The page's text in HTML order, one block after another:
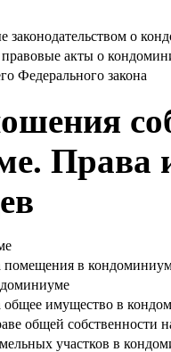
о
акты о
Федерального закона
Права
помещения в
общее имущество в
общей собственности
участков в